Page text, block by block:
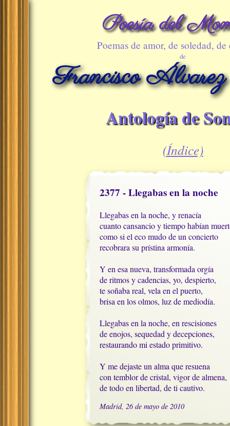
Poesía del
Poemas de amor, de soledad, de
de
Francisco
Antología de
(Índice)
2377 - Llegabas en la noche
Llegabas en la noche, y renacía
cuanto cansancio y tiempo habían
como si el eco mudo de un concierto
recobrara su prístina armonía.
Y en esa nueva, transformada orgía
de ritmos y cadencias, yo, despierto,
te soñaba real, vela en el puerto,
brisa en los olmos, luz de mediodía.
Llegabas en la noche, en rescisiones
de enojos, sequedad y decepciones,
restaurando mi estado primitivo.
Y me dejaste un alma que resuena
con temblor de cristal, vigor de almena,
de todo en libertad, de ti cautivo.
Madrid, 26 de mayo de 2010